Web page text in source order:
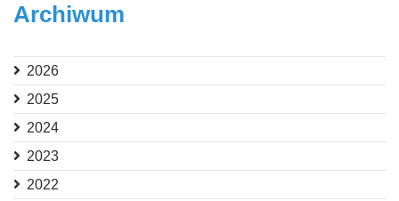
Archiwum
2026
2025
2024
2023
2022